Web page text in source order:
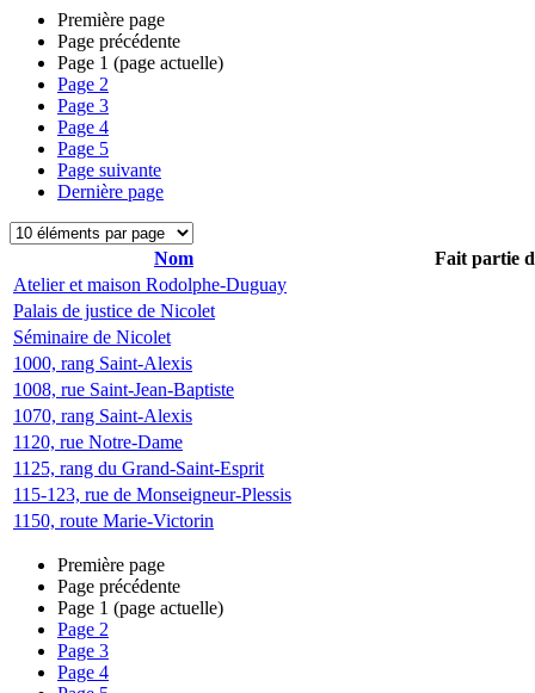
Première page
Page précédente
Page 1 (page actuelle)
Page 2
Page 3
Page 4
Page 5
Page suivante
Dernière page
Nom
Fait partie
Atelier et maison Rodolphe-Duguay
Palais de justice de Nicolet
Séminaire de Nicolet
1000, rang Saint-Alexis
1008, rue Saint-Jean-Baptiste
1070, rang Saint-Alexis
1120, rue Notre-Dame
1125, rang du Grand-Saint-Esprit
115-123, rue de Monseigneur-Plessis
1150, route Marie-Victorin
Première page
Page précédente
Page 1 (page actuelle)
Page 2
Page 3
Page 4